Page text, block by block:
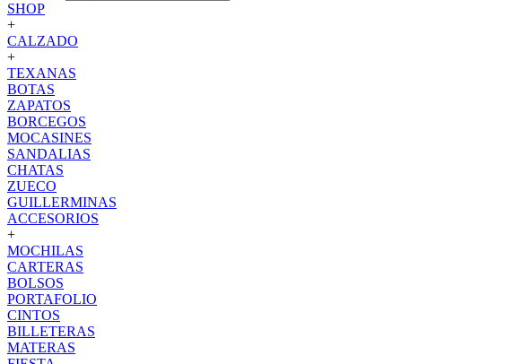
SHOP
+
CALZADO
+
TEXANAS
BOTAS
ZAPATOS
BORCEGOS
MOCASINES
SANDALIAS
CHATAS
ZUECO
GUILLERMINAS
ACCESORIOS
+
MOCHILAS
CARTERAS
BOLSOS
PORTAFOLIO
CINTOS
BILLETERAS
MATERAS